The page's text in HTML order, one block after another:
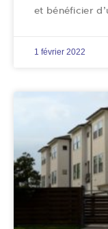
et bénéficier
1 février 2022